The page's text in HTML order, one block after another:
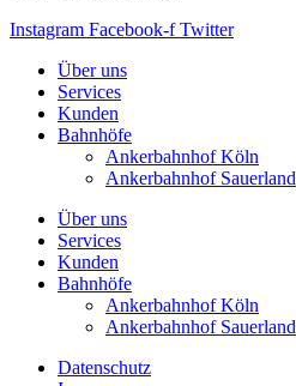
Instagram Facebook-f Twitter
Über uns
Services
Kunden
Bahnhöfe
Ankerbahnhof Köln
Ankerbahnhof Sauerland
Über uns
Services
Kunden
Bahnhöfe
Ankerbahnhof Köln
Ankerbahnhof Sauerland
Datenschutz